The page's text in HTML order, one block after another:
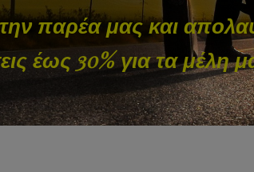
παρέα μας και
έως 30% για τα μέλη